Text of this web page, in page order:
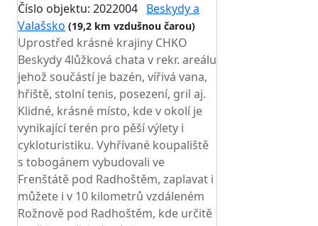
Číslo objektu: 2022004 Beskydy a
Valašsko (19,2 km vzdušnou čarou)
Uprostřed krásné krajiny CHKO
Beskydy 4lůžková chata v rekr. areálu
jehož součástí je bazén, vířivá vana,
hřiště, stolní tenis, posezení, gril aj.
Klidné, krásné místo, kde v okolí je
vynikající terén pro pěší výlety i
cykloturistiku. Vyhřívané koupaliště
s tobogánem vybudovali ve
Frenštátě pod Radhoštěm, zaplavat i
můžete i v 10 kilometrů vzdáleném
Rožnově pod Radhoštěm, kde určitě